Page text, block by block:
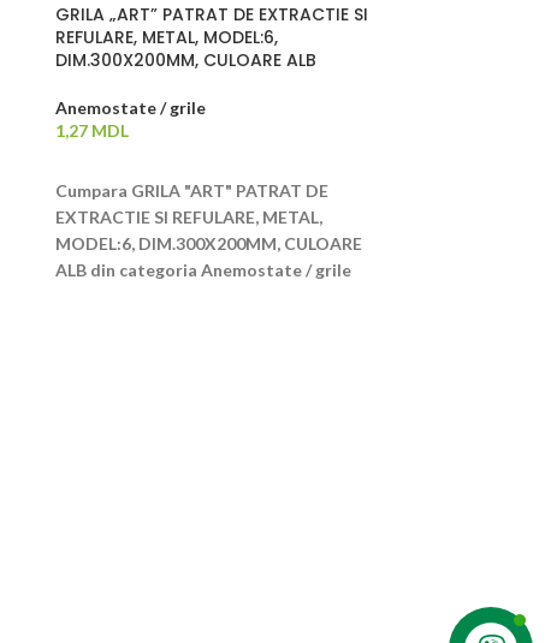
GRILA „ART” PATRAT DE EXTRACTIE SI
REFULARE, METAL, MODEL:6,
DIM.300X200MM, CULOARE ALB
Anemostate / grile
1,27 MDL
Cumpara GRILA "ART" PATRAT DE
EXTRACTIE SI REFULARE, METAL,
MODEL:6, DIM.300X200MM, CULOARE
ALB din categoria Anemostate / grile